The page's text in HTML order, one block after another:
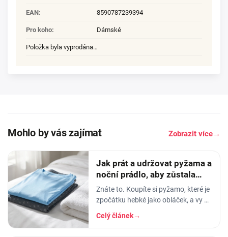
EAN: 8590787239394
Pro koho: Dámské
Položka byla vyprodána…
Mohlo by vás zajímat Zobrazit více→
Jak prát a udržovat pyžama a
noční prádlo, aby zůstala
měkká
Znáte to. Koupíte si pyžamo, které je
zpočátku hebké jako obláček, a vy v
něm usínáte s pocitem, že spíte v
luxusu. Po pár měsících praní z něj…
Celý článek→